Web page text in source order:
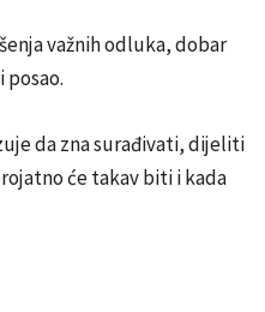
važnih odluka, dobar
posao.
da zna surađivati, dijeliti
će takav biti i kada